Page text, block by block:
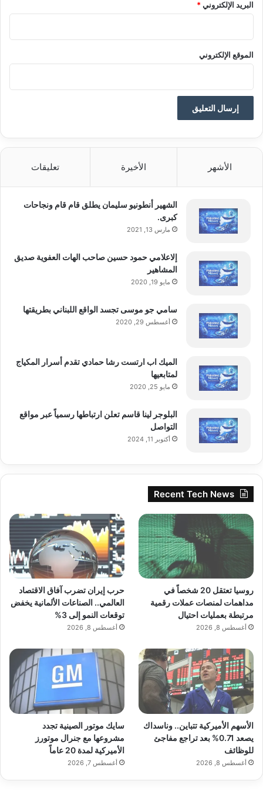
تم جلب هذا المحتوى بشكل آلي من المصدر:
arabic.rt.com
بتاريخ:
الآراء والمعلومات الواردة في هذا المقال لا تعبر
والمسؤولية الكاملة تقع على عاتق المصدر
ملاحظة:قد يتم استخدام الترجمة الآلية في بعض
اقرأ أيضًا: برغر كينغ تعزز مبيعاتها الأميركية
بفضل تطوير ووبر وعروض ترويجية مؤقتة
■ مصدر الخبر الأصلي
yalebnan.org
تاريخ النشر: 2026-01-08 18:58:00
الكاتب: ahmadsh
تنويه من موقعنا
تم جلب هذا المحتوى بشكل آلي من المصدر:
yalebnan.org
بتاريخ:2026-01-08 18:58:00
الآراء والمعلومات الواردة في هذا المقال لا تعبر بالضرورة عن
رأي موقعنا والمسؤولية الكاملة تقع على عاتق المصدر
الأصلي.
البريد الإلكتروني*
الموقع الإلكتروني
الأشهر الأخيرة تعليقات
الشهير أنطونيو سليمان يطلق قام قام ونجاحات
كبرى.
مارس 13, 2021
إلاعلامي حمود حسين صاحب الهات العفوية صديق
المشاهير
مايو 19, 2020
سامي جو موسى تجسد الواقع اللبناني بطريقتها
أغسطس 29, 2020
الميك اب ارتست رشا حمادي تقدم أسرار المكياج
لمتابعيها
مايو 25, 2020
البلوجر لينا قاسم تعلن ارتباطها رسمياً عبر مواقع
التواصل
أكتوبر 11, 2024
Recent Tech News
روسيا تعتقل 20 شخصاً في
مداهمات لمنصات عملات رقمية
مرتبطة بعمليات احتيال
أغسطس 8, 2026
حرب إيران تضرب آفاق الاقتصاد
العالمي.. الصناعات الألمانية يخفض
توقعات النمو إلى 3%
أغسطس 8, 2026
الأسهم الأميركية تتباين.. وناسداك
يصعد 0.71% بعد تراجع مفاجئ
للوظائف
أغسطس 8, 2026
سايك موتور الصينية تجدد
مشروعها مع جنرال موتورز
الأميركية لمدة 20 عاماً
أغسطس 7, 2026